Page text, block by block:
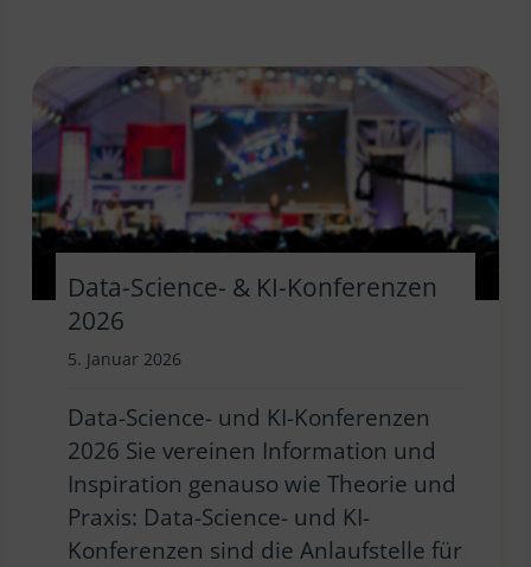
Data-Science- & KI-Konferenzen
2026
5. Januar 2026
Data-Science- und KI-Konferenzen
2026 Sie vereinen Information und
Inspiration genauso wie Theorie und
Praxis: Data-Science- und KI-
Konferenzen sind die Anlaufstelle für